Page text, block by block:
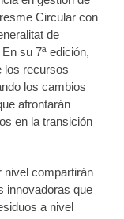
Circular con
de
su 7ª edición,
los recursos
los cambios
afrontarán
en la transición
nivel compartirán
innovadoras que
a nivel